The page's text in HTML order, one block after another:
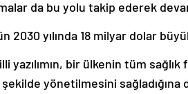
da bu yolu takip ederek
2030 yılında 18 milyar dolar
yazılımın, bir ülkenin tüm
yönetilmesini